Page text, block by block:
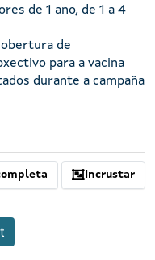
de 1 ano, de 1 a 4
de
para a vacina
durante a campaña
Incrustar